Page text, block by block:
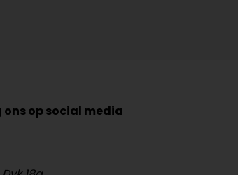
ons op social media